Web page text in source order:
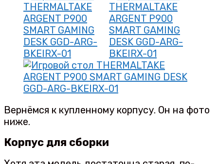
Вернёмся к купленному корпусу. Он на фото
ниже.
Корпус для сборки